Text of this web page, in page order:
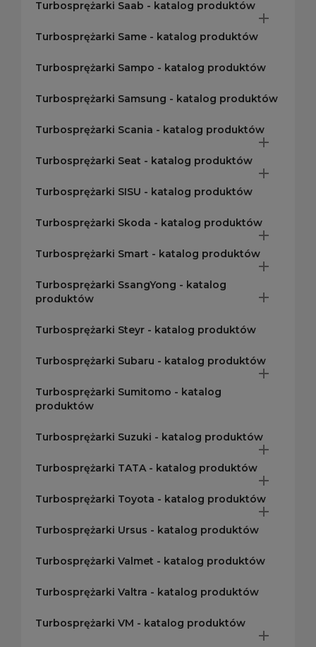
Turbosprężarki Saab - katalog produktów

Turbosprężarki Same - katalog produktów
Turbosprężarki Sampo - katalog produktów
Turbosprężarki Samsung - katalog produktów
Turbosprężarki Scania - katalog produktów

Turbosprężarki Seat - katalog produktów

Turbosprężarki SISU - katalog produktów
Turbosprężarki Skoda - katalog produktów

Turbosprężarki Smart - katalog produktów

Turbosprężarki SsangYong - katalog
produktów

Turbosprężarki Steyr - katalog produktów
Turbosprężarki Subaru - katalog produktów

Turbosprężarki Sumitomo - katalog
produktów
Turbosprężarki Suzuki - katalog produktów

Turbosprężarki TATA - katalog produktów

Turbosprężarki Toyota - katalog produktów

Turbosprężarki Ursus - katalog produktów
Turbosprężarki Valmet - katalog produktów
Turbosprężarki Valtra - katalog produktów
Turbosprężarki VM - katalog produktów
